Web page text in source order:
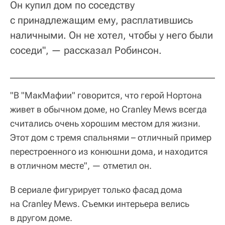
Он купил дом по соседству
с принадлежащим ему, расплатившись
наличными. Он не хотел, чтобы у него были
соседи", — рассказал Робинсон.
"В "МакМафии" говорится, что герой Нортона
живет в обычном доме, но Cranley Mews всегда
считались очень хорошим местом для жизни.
Этот дом с тремя спальнями – отличный пример
перестроенного из конюшни дома, и находится
в отличном месте", — отметил он.
В сериале фигурирует только фасад дома
на Cranley Mews. Съемки интерьера велись
в другом доме.